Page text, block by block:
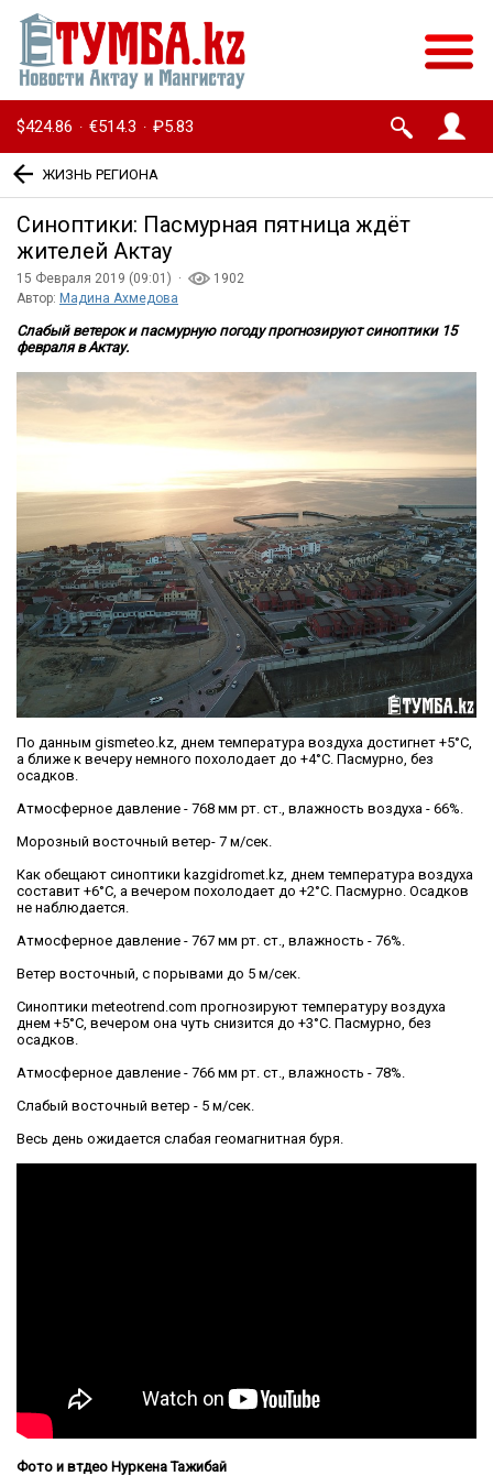
$424.86 · €514.3 · ₽5.83
ЖИЗНЬ РЕГИОНА
Синоптики: Пасмурная пятница ждёт
жителей Актау
15 Февраля 2019 (09:01) ·
1902
Автор: Мадина Ахмедова
Слабый ветерок и пасмурную погоду прогнозируют синоптики 15
февраля в Актау.
По данным gismeteo.kz, днем температура воздуха достигнет +5°С,
а ближе к вечеру немного похолодает до +4°С. Пасмурно, без
осадков.
Атмосферное давление - 768 мм рт. ст., влажность воздуха - 66%.
Морозный восточный ветер- 7 м/сек.
Как обещают синоптики kazgidromet.kz, днем температура воздуха
составит +6°С, а вечером похолодает до +2°С. Пасмурно. Осадков
не наблюдается.
Атмосферное давление - 767 мм рт. ст., влажность - 76%.
Ветер восточный, с порывами до 5 м/сек.
Синоптики meteotrend.com прогнозируют температуру воздуха
днем +5°С, вечером она чуть снизится до +3°С. Пасмурно, без
осадков.
Атмосферное давление - 766 мм рт. ст., влажность - 78%.
Слабый восточный ветер - 5 м/сек.
Весь день ожидается слабая геомагнитная буря.
Фото и втдео Нуркена Тажибай